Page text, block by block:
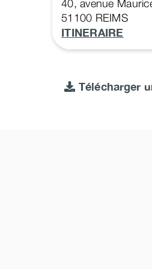
40, avenue
51100 REIMS
ITINERAIRE
Télécharger